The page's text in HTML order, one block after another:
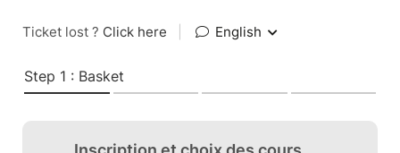
Ticket lost ? Click here English
Step 1 : Basket